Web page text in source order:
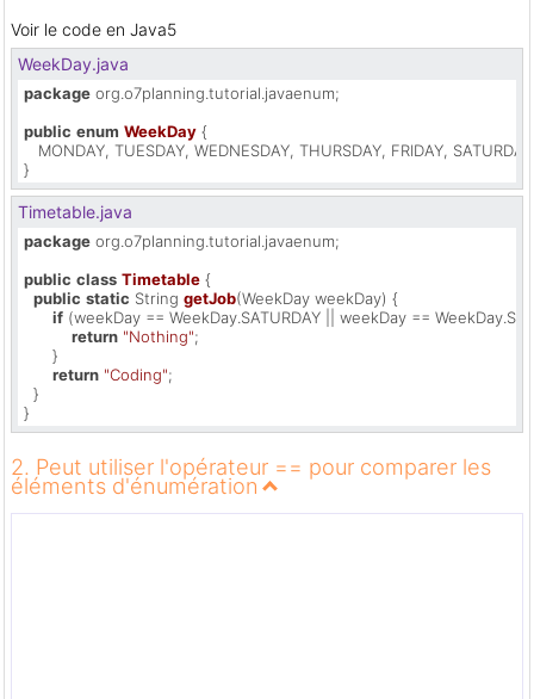
Voir le code en Java5
WeekDay.java
package org.o7planning.tutorial.javaenum;
public enum WeekDay {
MONDAY, TUESDAY, WEDNESDAY, THURSDAY, FRIDAY,
}
Timetable.java
package org.o7planning.tutorial.javaenum;
public class Timetable {
public static String getJob(WeekDay weekDay) {
if (weekDay == WeekDay.SATURDAY || weekDay ==
return "Nothing";
      }
return "Coding";
  }
}
2. Peut utiliser l'opérateur == pour comparer les
éléments d'énumération